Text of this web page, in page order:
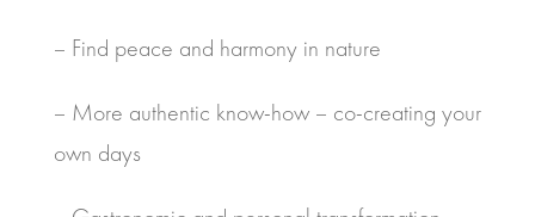
– Find peace and harmony in nature
– More authentic know-how – co-creating your
own days